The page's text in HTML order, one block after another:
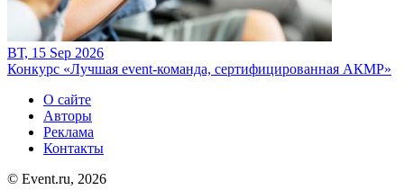
ВТ, 15 Sep 2026
Конкурс «Лучшая event-команда, сертифицированная АКМР»
О сайте
Авторы
Реклама
Контакты
© Event.ru, 2026